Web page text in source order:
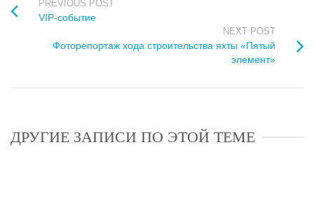
PREVIOUS POST
VIP-событие
NEXT POST
Фоторепортаж хода строительства яхты «Пятый
элемент»
ДРУГИЕ ЗАПИСИ ПО ЭТОЙ ТЕМЕ